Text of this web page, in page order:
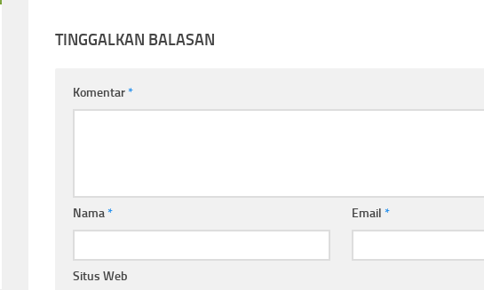
TINGGALKAN BALASAN
Komentar*
Nama* Email*
Situs Web